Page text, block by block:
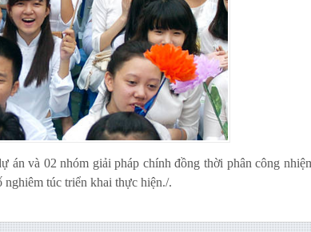
án và 02 nhóm giải pháp chính đồng thời phân công
nghiêm túc triển khai thực hiện./.